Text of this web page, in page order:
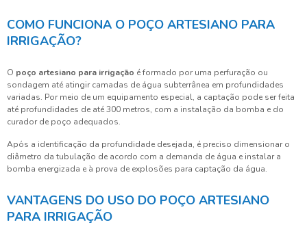
COMO FUNCIONA O POÇO ARTESIANO PARA
IRRIGAÇÃO?
O poço artesiano para irrigação é formado por uma perfuração ou
sondagem até atingir camadas de água subterrânea em profundidades
variadas. Por meio de um equipamento especial, a captação pode ser feita
até profundidades de até 300 metros, com a instalação da bomba e do
curador de poço adequados.
Após a identificação da profundidade desejada, é preciso dimensionar o
diâmetro da tubulação de acordo com a demanda de água e instalar a
bomba energizada e à prova de explosões para captação da água.
VANTAGENS DO USO DO POÇO ARTESIANO
PARA IRRIGAÇÃO